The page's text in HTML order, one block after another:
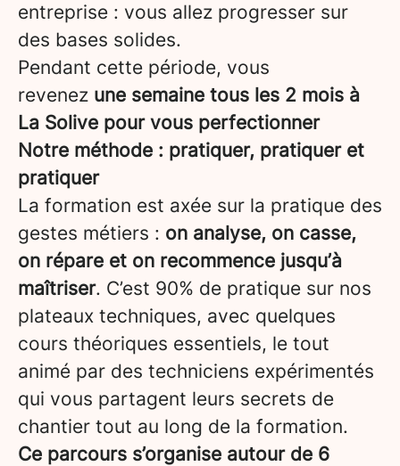
entreprise : vous allez progresser sur
des bases solides.
Pendant cette période, vous
revenez une semaine tous les 2 mois à
La Solive pour vous perfectionner
Notre méthode : pratiquer, pratiquer et
pratiquer
La formation est axée sur la pratique des
gestes métiers : on analyse, on casse,
on répare et on recommence jusqu’à
maîtriser. C’est 90% de pratique sur nos
plateaux techniques, avec quelques
cours théoriques essentiels, le tout
animé par des techniciens expérimentés
qui vous partagent leurs secrets de
chantier tout au long de la formation.
Ce parcours s’organise autour de 6